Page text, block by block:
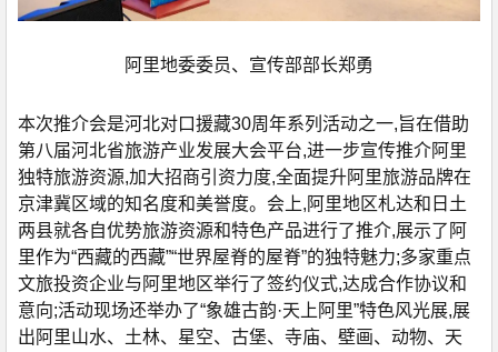
阿里地委委员、宣传部部长郑勇
本次推介会是河北对口援藏30周年系列活动之一,旨在借助
第八届河北省旅游产业发展大会平台,进一步宣传推介阿里
独特旅游资源,加大招商引资力度,全面提升阿里旅游品牌在
京津冀区域的知名度和美誉度。会上,阿里地区札达和日土
两县就各自优势旅游资源和特色产品进行了推介,展示了阿
里作为“西藏的西藏”“世界屋脊的屋脊”的独特魅力;多家重点
文旅投资企业与阿里地区举行了签约仪式,达成合作协议和
意向;活动现场还举办了“象雄古韵·天上阿里”特色风光展,展
出阿里山水、土林、星空、古堡、寺庙、壁画、动物、天